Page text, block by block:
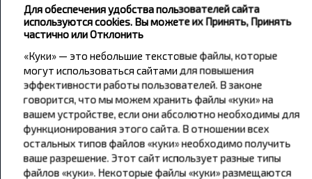
путешествуй с нами дешевле!
Подписаться
Для обеспечения удобства пользователей сайта
используются cookies. Вы можете их Принять, Принять
частично или Отклонить
«Куки» — это небольшие текстовые файлы, которые
могут использоваться сайтами для повышения
эффективности работы пользователей. В законе
говорится, что мы можем хранить файлы «куки» на
вашем устройстве, если они абсолютно необходимы для
функционирования этого сайта. В отношении всех
остальных типов файлов «куки» необходимо получить
ваше разрешение. Этот сайт использует разные типы
файлов «куки». Некоторые файлы «куки» размещаются